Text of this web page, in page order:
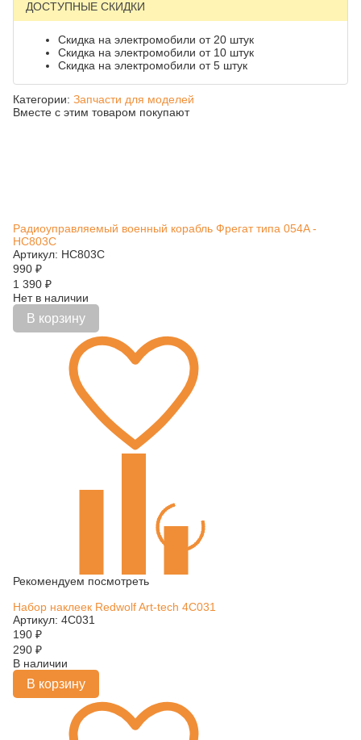
ДОСТУПНЫЕ СКИДКИ
Скидка на электромобили от 20 штук
Скидка на электромобили от 10 штук
Скидка на электромобили от 5 штук
Категории: Запчасти для моделей
Вместе с этим товаром покупают
Радиоуправляемый военный корабль Фрегат типа 054A -
HC803C
Артикул: HC803C
990 ₽
1 390 ₽
Нет в наличии
В корзину
Рекомендуем посмотреть
Набор наклеек Redwolf Art-tech 4C031
Артикул: 4C031
190 ₽
290 ₽
В наличии
В корзину